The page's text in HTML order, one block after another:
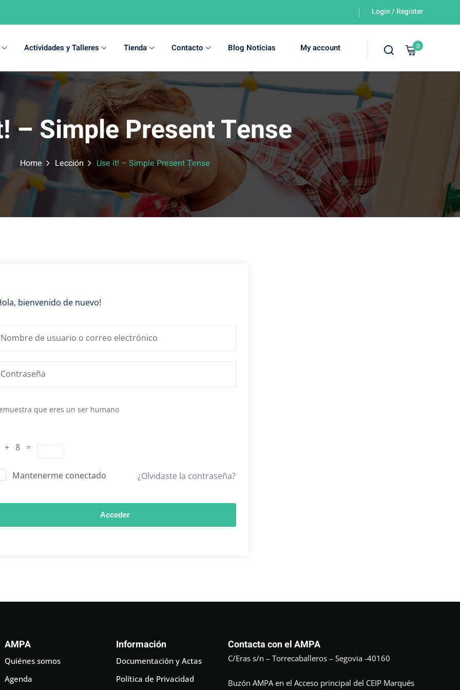
Login / Register
Actividades y Talleres Tienda Contacto Blog Noticias My account 0
– Simple Present Tense
Home Lección Use it! – Simple Present Tense
bienvenido de nuevo!
que eres un ser humano
+ 8 =
Mantenerme conectado ¿Olvidaste la contraseña?
Acceder
AMPA
Quiénes somos
Agenda
Información
Documentación y Actas
Política de Privacidad
Contacta con el AMPA
C/Eras s/n – Torrecaballeros – Segovia -40160
Buzón AMPA en el Acceso principal del CEIP Marqués
Sign in Sign up
Sign in
Don’t have an account? Sign up